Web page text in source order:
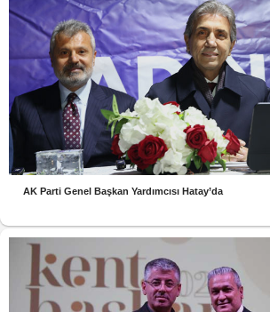
AK Parti Genel Başkan Yardımcısı Hatay’da